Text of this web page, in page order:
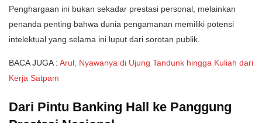
Penghargaan ini bukan sekadar prestasi personal, melainkan
penanda penting bahwa dunia pengamanan memiliki potensi
intelektual yang selama ini luput dari sorotan publik.
BACA JUGA : Arul, Nyawanya di Ujung Tandunk hingga Kuliah dari
Kerja Satpam
Dari Pintu Banking Hall ke Panggung